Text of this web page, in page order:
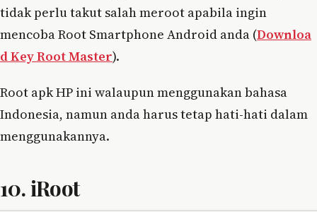
tidak perlu takut salah meroot apabila ingin
mencoba Root Smartphone Android anda (Downloa
d Key Root Master).
Root apk HP ini walaupun menggunakan bahasa
Indonesia, namun anda harus tetap hati-hati dalam
menggunakannya.
10. iRoot